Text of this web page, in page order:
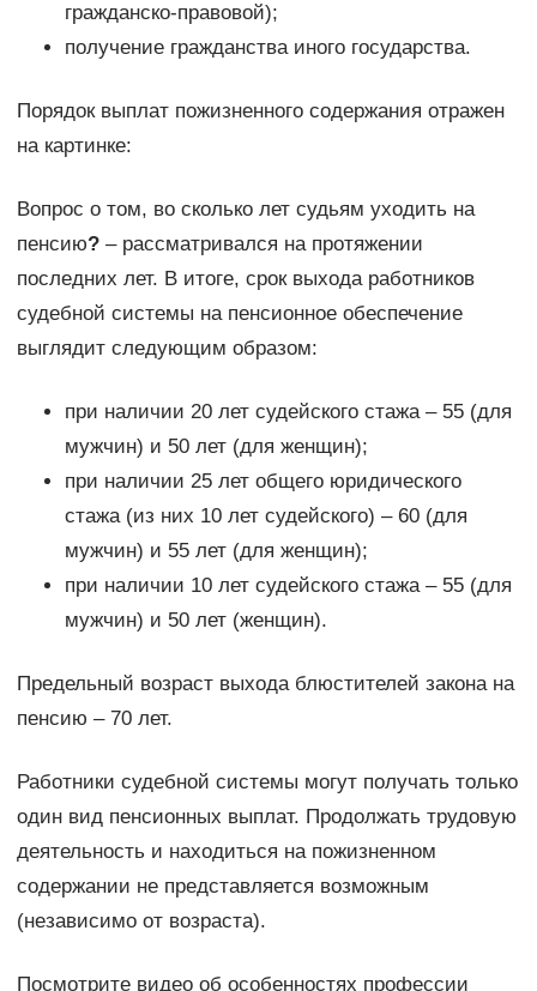
гражданско-правовой);
получение гражданства иного государства.
Порядок выплат пожизненного содержания отражен
на картинке:
Вопрос о том, во сколько лет судьям уходить на
пенсию?– рассматривался на протяжении
последних лет. В итоге, срок выхода работников
судебной системы на пенсионное обеспечение
выглядит следующим образом:
при наличии 20 лет судейского стажа – 55 (для
мужчин) и 50 лет (для женщин);
при наличии 25 лет общего юридического
стажа (из них 10 лет судейского) – 60 (для
мужчин) и 55 лет (для женщин);
при наличии 10 лет судейского стажа – 55 (для
мужчин) и 50 лет (женщин).
Предельный возраст выхода блюстителей закона на
пенсию – 70 лет.
Работники судебной системы могут получать только
один вид пенсионных выплат. Продолжать трудовую
деятельность и находиться на пожизненном
содержании не представляется возможным
(независимо от возраста).
Посмотрите видео об особенностях профессии